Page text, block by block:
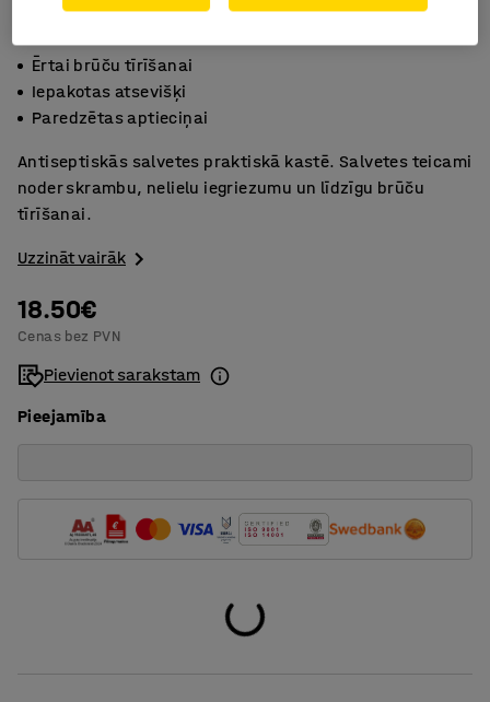
Ērtai brūču tīrīšanai
Iepakotas atsevišķi
Paredzētas aptieciņai
Antiseptiskās salvetes praktiskā kastē. Salvetes teicami
noder skrambu, nelielu iegriezumu un līdzīgu brūču
tīrīšanai.
Uzzināt vairāk
18.50€
Cenas bez PVN
Pievienot sarakstam
Pieejamība